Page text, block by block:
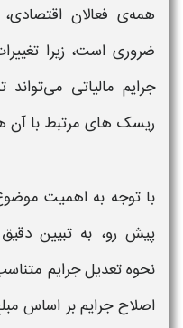
همه‌ی فعالان
ضروری است، زیرا
جرایم مالیاتی می‌تواند
ریسک‌ های مرتبط با آن‌
با توجه به اهمیت
پیش رو، به تبیین
نحوه تعدیل جرایم
اصلاحجرایم بر اساس